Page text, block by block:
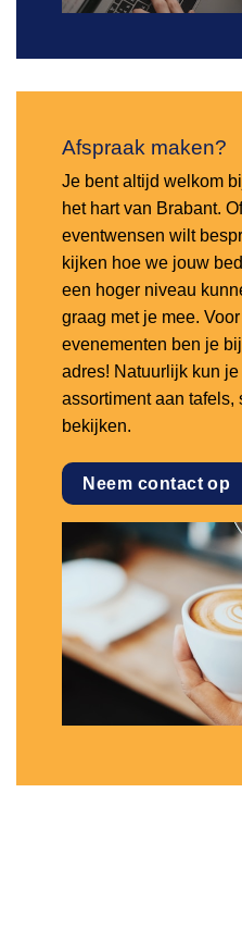
Afspraak maken?
Je bent altijd welkom
het hart van Brabant.
eventwensen wilt
kijken hoe we jouw
een hoger niveau
graag met je mee.
evenementen ben je
adres! Natuurlijk kun
assortiment aan tafels,
bekijken.
Neem contact op